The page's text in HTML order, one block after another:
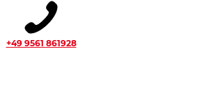
+49 9561 861928